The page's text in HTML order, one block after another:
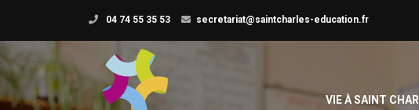
04 74 55 35 53 secretariat@saintcharles-education.fr
VIE À SAINT